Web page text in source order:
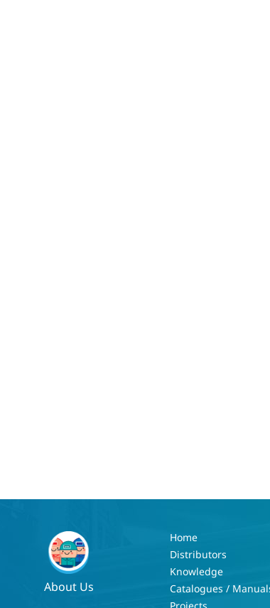
About Us
Home
Distributors
Knowledge
Catalogues /